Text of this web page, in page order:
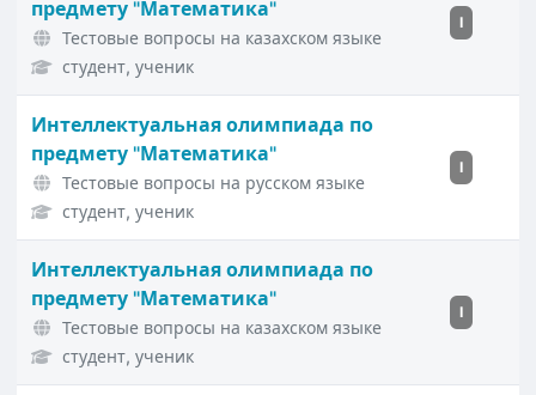
предмету "Математика"
Тестовые вопросы на казахском языке
студент, ученик
I
Интеллектуальная олимпиада по
предмету "Математика"
Тестовые вопросы на русском языке
студент, ученик
I
Интеллектуальная олимпиада по
предмету "Математика"
Тестовые вопросы на казахском языке
студент, ученик
I